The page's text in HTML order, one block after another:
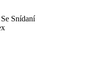
Snídaní